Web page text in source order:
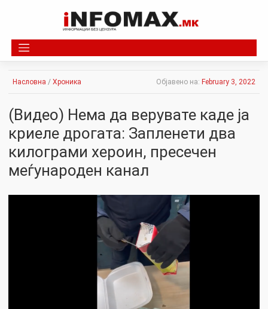
Насловна / Хроника Објавено на: February 3, 2022
(Видео) Нема да верувате каде ја
криеле дрогата: Запленети два
килограми хероин, пресечен
меѓународен канал